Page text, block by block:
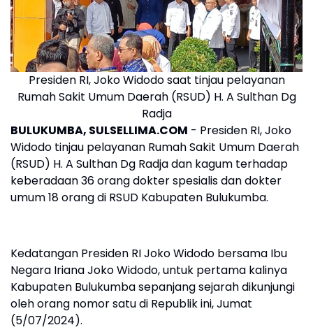
Presiden RI, Joko Widodo saat tinjau pelayanan
Rumah Sakit Umum Daerah (RSUD) H. A Sulthan Dg
Radja
BULUKUMBA, SULSELLIMA.COM - Presiden RI, Joko
Widodo tinjau pelayanan Rumah Sakit Umum Daerah
(RSUD) H. A Sulthan Dg Radja dan kagum terhadap
keberadaan 36 orang dokter spesialis dan dokter
umum 18 orang di RSUD Kabupaten Bulukumba.
Kedatangan Presiden RI Joko Widodo bersama Ibu
Negara Iriana Joko Widodo, untuk pertama kalinya
Kabupaten Bulukumba sepanjang sejarah dikunjungi
oleh orang nomor satu di Republik ini, Jumat
(5/07/2024).